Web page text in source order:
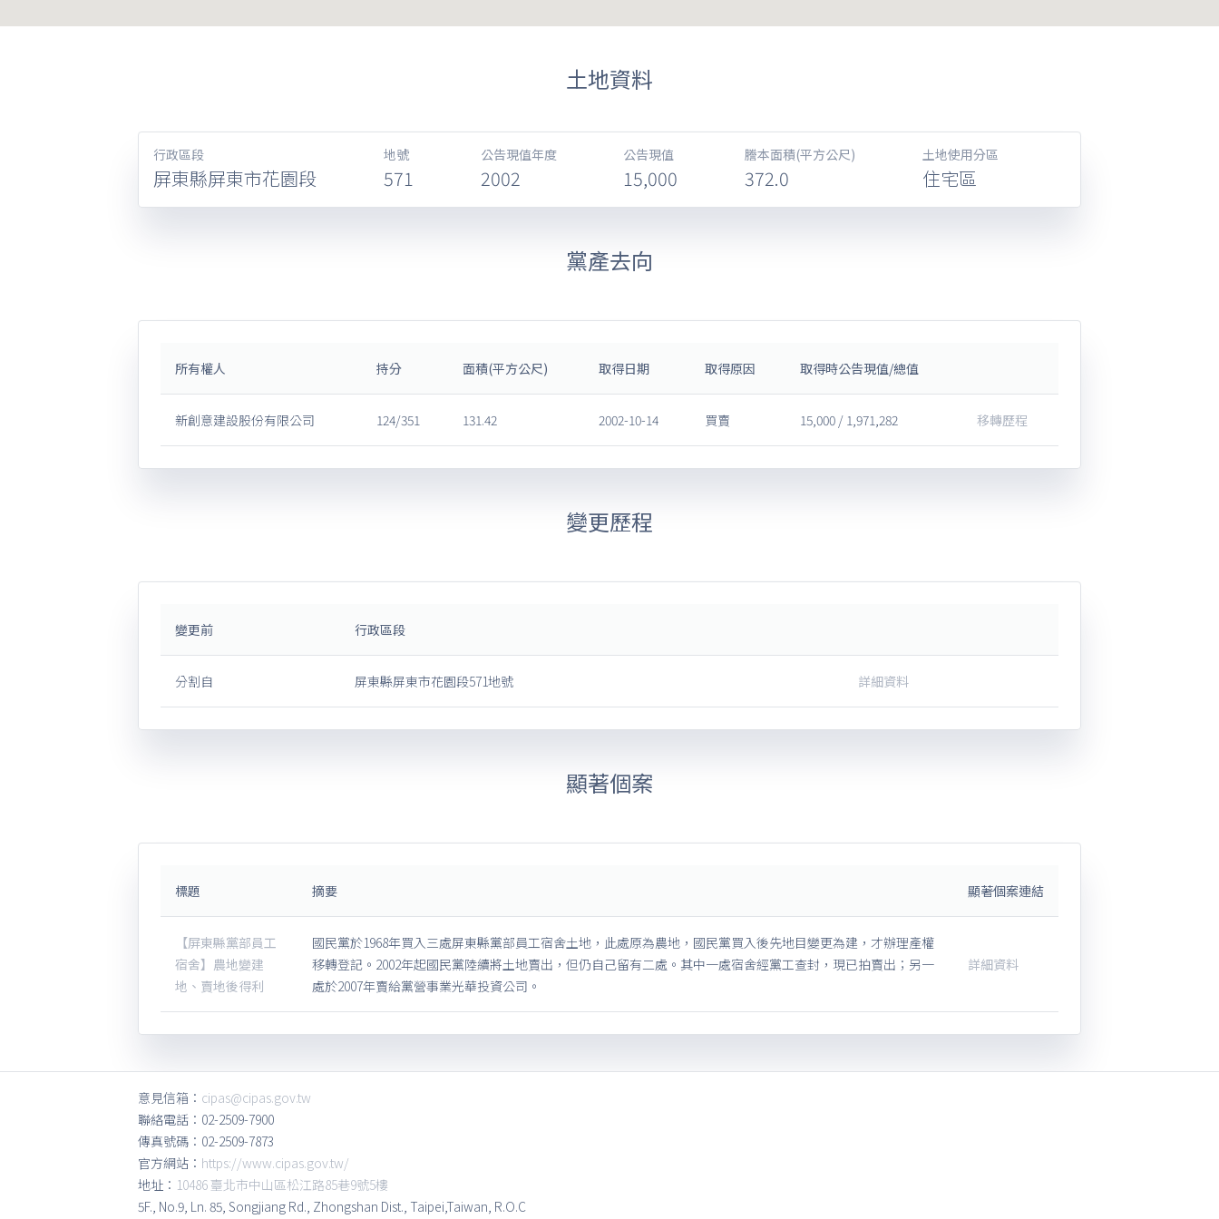
土地資料
行政區段
屏東縣屏東市花園段
地號
571
公告現值年度
2002
公告現值
15,000
謄本面積(平方公尺)
372.0
土地使用分區
住宅區
黨產去向
所有權人 持分 面積(平方公尺) 取得日期 取得原因 取得時公告現值/總值
新創意建設股份有限公司 124/351 131.42 2002-10-14 買賣 15,000 / 1,971,282 移轉歷程
變更歷程
變更前 行政區段
分割自 屏東縣屏東市花園段571地號 詳細資料
顯著個案
標題 摘要 顯著個案連結
【屏東縣黨部員工
宿舍】農地變建
地、賣地後得利
國民黨於1968年買入三處屏東縣黨部員工宿舍土地，此處原為農地，國民黨買入後先地目變更為建，才辦理產權
移轉登記。2002年起國民黨陸續將土地賣出，但仍自己留有二處。其中一處宿舍經黨工查封，現已拍賣出；另一
處於2007年賣給黨營事業光華投資公司。
詳細資料
意見信箱： cipas@cipas.gov.tw
聯絡電話：02-2509-7900
傳真號碼：02-2509-7873
官方網站： https://www.cipas.gov.tw/
地址： 10486 臺北市中山區松江路85巷9號5樓
5F., No.9, Ln. 85, Songjiang Rd., Zhongshan Dist., Taipei,Taiwan, R.O.C